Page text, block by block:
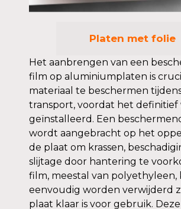
Platen met folie
Het aanbrengen van een
film op aluminiumplaten is
materiaal te beschermen
transport, voordat het
geïnstalleerd. Een
wordt aangebracht op het
de plaat om krassen,
slijtage door hantering te
film, meestal van polyethyleen,
eenvoudig worden verwijderd
plaat klaar is voor gebruik. Deze